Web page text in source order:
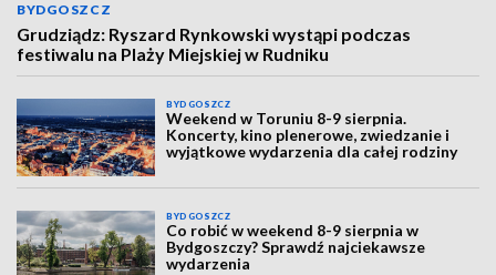
BYDGOSZCZ
Grudziądz: Ryszard Rynkowski wystąpi podczas
festiwalu na Plaży Miejskiej w Rudniku
BYDGOSZCZ
Weekend w Toruniu 8-9 sierpnia.
Koncerty, kino plenerowe, zwiedzanie i
wyjątkowe wydarzenia dla całej rodziny
BYDGOSZCZ
Co robić w weekend 8-9 sierpnia w
Bydgoszczy? Sprawdź najciekawsze
wydarzenia